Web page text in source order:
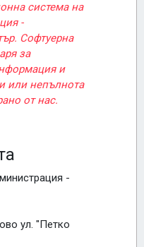
система на
-
Софтуерна
за
и
или непълнота
от нас.
-
ул. "Петко